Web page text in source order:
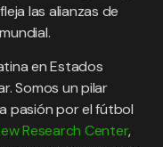
las alianzas de
en Estados
Somos un pilar
pasión por el fútbol
Research Center,